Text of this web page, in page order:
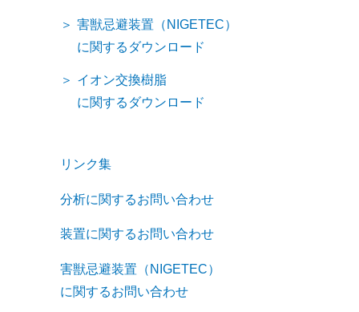
害獣忌避装置（NIGETEC）
に関するダウンロード
イオン交換樹脂
に関するダウンロード
リンク集
分析に関するお問い合わせ
装置に関するお問い合わせ
害獣忌避装置（NIGETEC）
に関するお問い合わせ